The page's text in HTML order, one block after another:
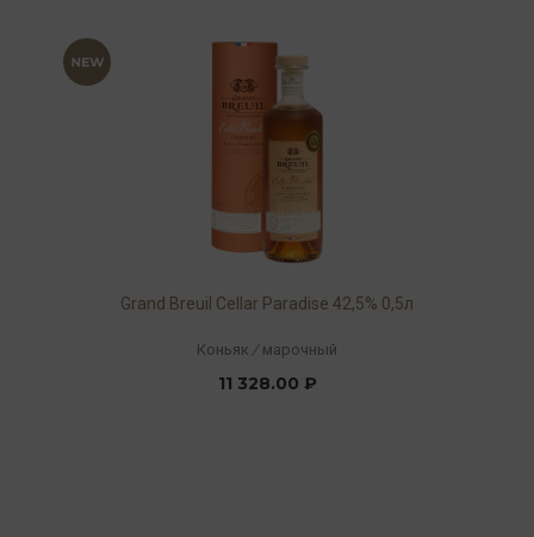
Grand Breuil Cellar Paradise 42,5% 0,5л
Коньяк / марочный
11 328.00 ₽